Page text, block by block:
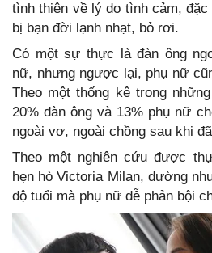
tình thiên về lý do tình cảm,
bị bạn đời lạnh nhạt, bỏ rơi.
Có một sự thực là đàn ông
nữ, nhưng ngược lại, phụ nữ
Theo một thống kê trong
20% đàn ông và 13% phụ nữ
ngoài vợ, ngoài chồng sau khi
Theo một nghiên cứu được
hẹn hò Victoria Milan, dường
độ tuổi mà phụ nữ dễ phản bội